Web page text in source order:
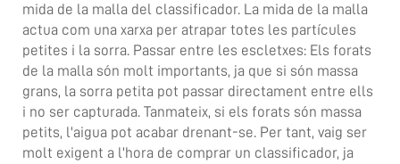
mida de la malla del classificador. La mida de la malla
actua com una xarxa per atrapar totes les partícules
petites i la sorra. Passar entre les escletxes: Els forats
de la malla són molt importants, ja que si són massa
grans, la sorra petita pot passar directament entre ells
i no ser capturada. Tanmateix, si els forats són massa
petits, l'aigua pot acabar drenant-se. Per tant, vaig ser
molt exigent a l'hora de comprar un classificador, ja